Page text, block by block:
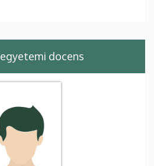
egyetemi docens